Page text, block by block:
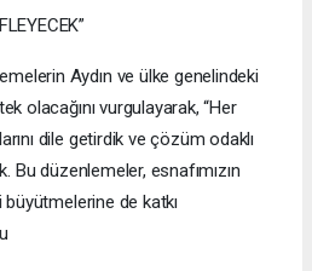
Aydın ve ülke genelindeki
olacağını vurgulayarak, “Her
dile getirdik ve çözüm odaklı
Bu düzenlemeler, esnafımızın
de katkı